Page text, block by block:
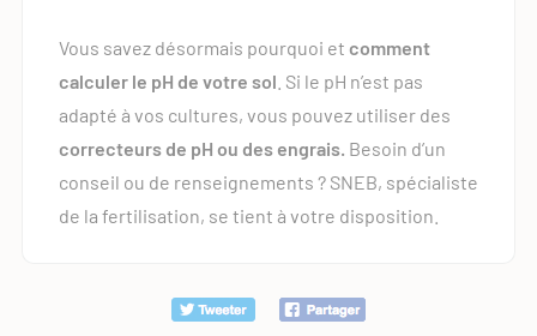
Vous savez désormais pourquoi et comment
calculer le pH de votre sol . Si le pH n’est pas
adapté à vos cultures, vous pouvez utiliser des
correcteurs de pH ou des engrais. Besoin d’un
conseil ou de renseignements ? SNEB, spécialiste
de la fertilisation, se tient à votre disposition.